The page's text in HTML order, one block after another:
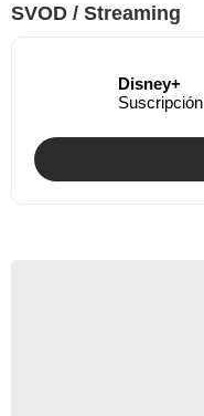
SVOD / Streaming
Disney+
Suscripción